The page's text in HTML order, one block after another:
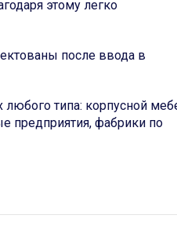
этому легко
после ввода в
любого типа: корпусной
предприятия, фабрики по